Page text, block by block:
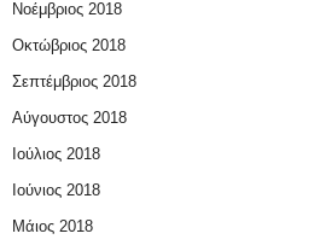
Νοέμβριος 2018
Οκτώβριος 2018
Σεπτέμβριος 2018
Αύγουστος 2018
Ιούλιος 2018
Ιούνιος 2018
Μάιος 2018